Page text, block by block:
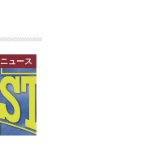
ニュース